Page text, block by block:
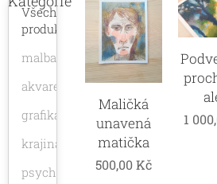
Všechny
produkty
malba
akvarel
grafika
krajina
psycho
Maličká
unavená
matička
500,00Kč
1